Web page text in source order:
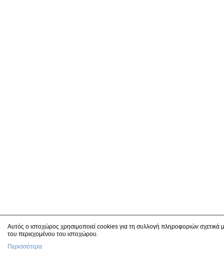
Αυτός ο ιστοχώρος χρησιμοποιεί cookies για τη συλλογή πληροφοριών
του περιεχομένου του ιστοχώρου.
Περισσότερα